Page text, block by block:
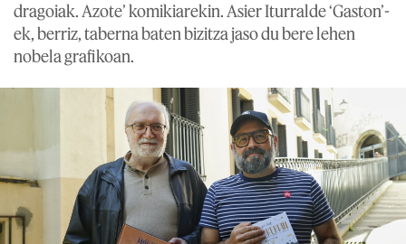
dragoiak. Azote’ komikiarekin. Asier Iturralde ‘Gaston’-
ek, berriz, taberna baten bizitza jaso du bere lehen
nobela grafikoan.